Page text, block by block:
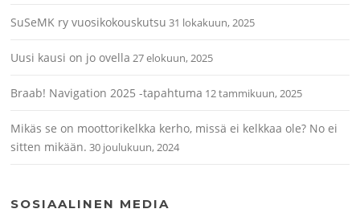
SuSeMK ry vuosikokouskutsu 31 lokakuun, 2025
Uusi kausi on jo ovella 27 elokuun, 2025
Braab! Navigation 2025 -tapahtuma 12 tammikuun, 2025
Mikäs se on moottorikelkka kerho, missä ei kelkkaa ole? No ei
sitten mikään. 30 joulukuun, 2024
SOSIAALINEN MEDIA